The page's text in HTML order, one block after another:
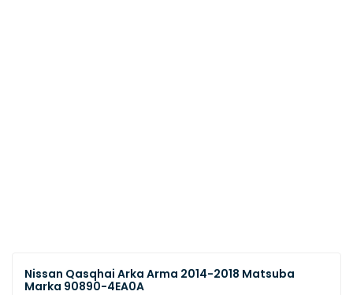
Nissan Qasqhai Arka Arma 2014-2018 Matsuba
Marka 90890-4EA0A